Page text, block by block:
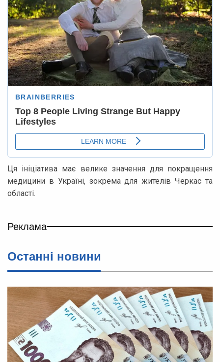
Ця ініціатива має велике значення для покращення
медицини в Україні, зокрема для жителів Черкас та
області.
Реклама
Останні новини